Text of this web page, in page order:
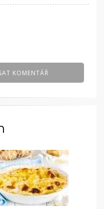
KOMENTÁŘ